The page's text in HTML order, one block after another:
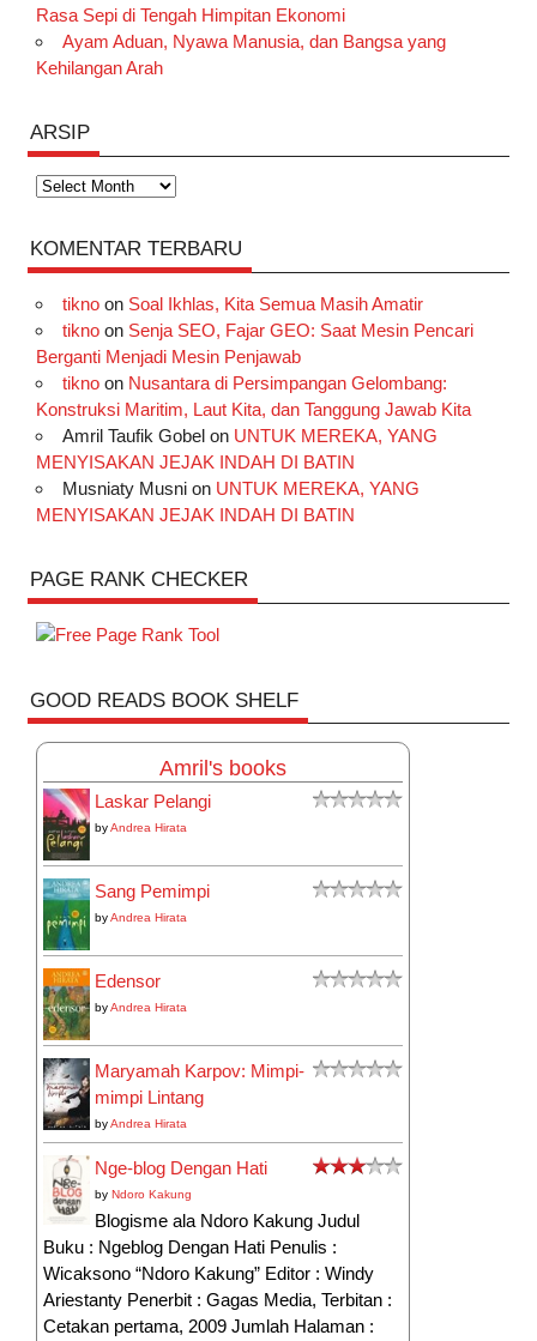
Rasa Sepi di Tengah Himpitan Ekonomi
Ayam Aduan, Nyawa Manusia, dan Bangsa yang
Kehilangan Arah
ARSIP
Arsip
KOMENTAR TERBARU
tiknoon Soal Ikhlas, Kita Semua Masih Amatir
tiknoon Senja SEO, Fajar GEO: Saat Mesin Pencari
Berganti Menjadi Mesin Penjawab
tiknoon Nusantara di Persimpangan Gelombang:
Konstruksi Maritim, Laut Kita, dan Tanggung Jawab Kita
Amril Taufik Gobelon UNTUK MEREKA, YANG
MENYISAKAN JEJAK INDAH DI BATIN
Musniaty Musnion UNTUK MEREKA, YANG
MENYISAKAN JEJAK INDAH DI BATIN
PAGE RANK CHECKER
GOOD READS BOOK SHELF
Amril's books
Laskar Pelangi
byAndrea Hirata
Sang Pemimpi
byAndrea Hirata
Edensor
byAndrea Hirata
Maryamah Karpov: Mimpi-
mimpi Lintang
byAndrea Hirata
Nge-blog Dengan Hati
byNdoro Kakung
Blogisme ala Ndoro Kakung Judul
Buku : Ngeblog Dengan Hati Penulis :
Wicaksono “Ndoro Kakung” Editor : Windy
Ariestanty Penerbit : Gagas Media, Terbitan :
Cetakan pertama, 2009 Jumlah Halaman :